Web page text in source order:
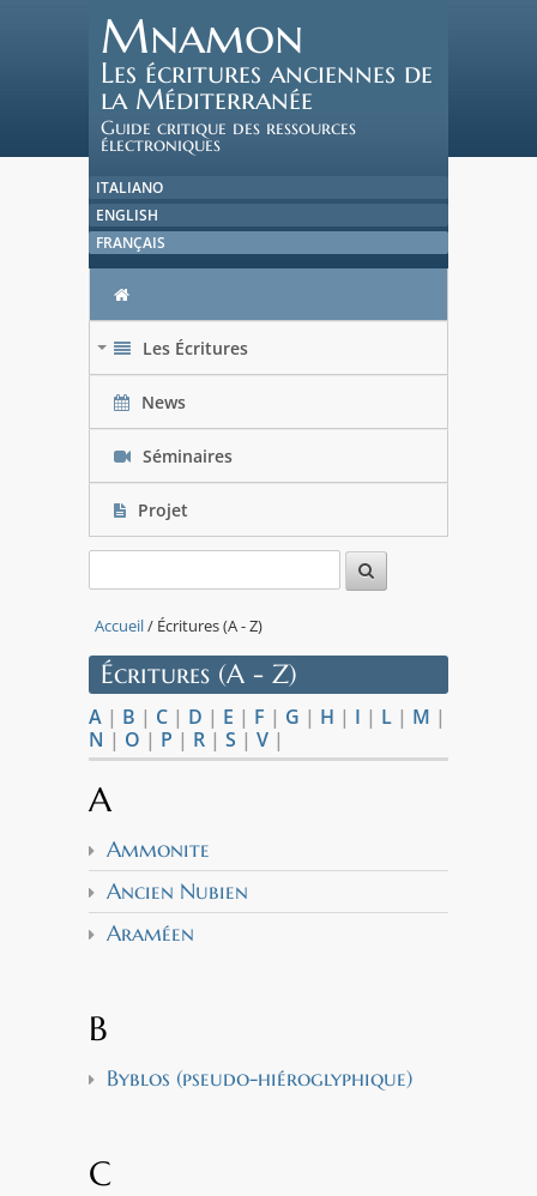
Mnamon
Les écritures anciennes de
la Méditerranée
Guide critique des ressources
électroniques
ITALIANO
ENGLISH
FRANÇAIS
Les Écritures
News
Séminaires
Projet
Accueil/ Écritures (A - Z)
Écritures (A - Z)
A | B | C | D | E | F | G | H | I | L | M |
N | O | P | R | S | V |
A
Ammonite
Ancien Nubien
Araméen
B
Byblos (pseudo-hiéroglyphique)
C